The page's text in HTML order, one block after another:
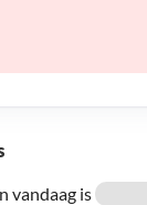
vandaag is